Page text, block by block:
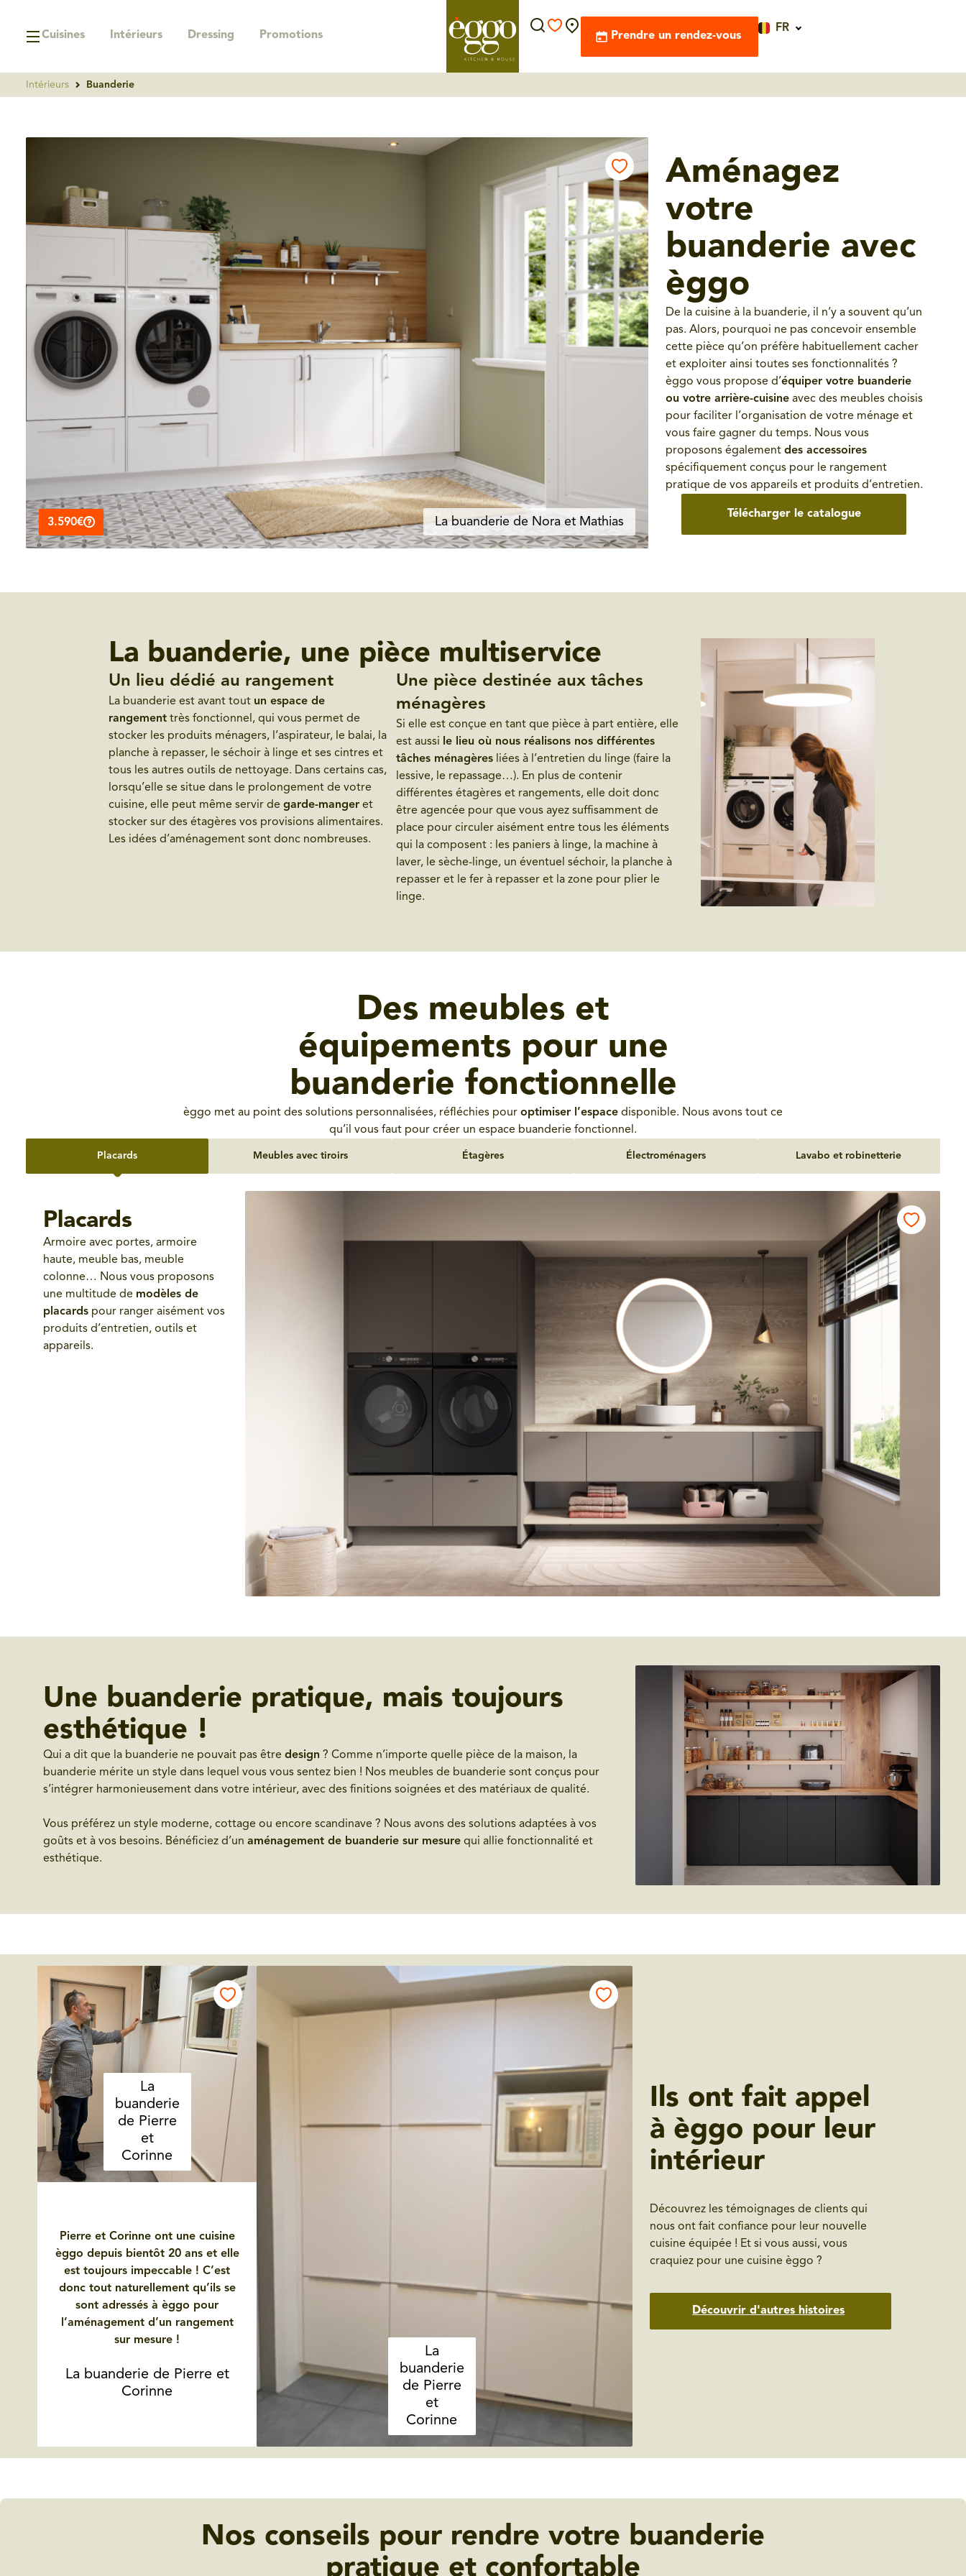
Cuisines Intérieurs Dressing Promotions Prendre un rendez-vous
FR
Intérieurs Buanderie
3.590€ La buanderie de Nora et Mathias
Aménagez
votre
buanderie avec
èggo
De la cuisine à la buanderie, il n’y a souvent qu’un
pas. Alors, pourquoi ne pas concevoir ensemble
cette pièce qu’on préfère habituellement cacher
et exploiter ainsi toutes ses fonctionnalités ?
èggo vous propose d’équiper votre buanderie
ou votre arrière-cuisineavec des meubles choisis
pour faciliter l’organisation de votre ménage et
vous faire gagner du temps. Nous vous
proposons également des accessoires
spécifiquement conçus pour le rangement
pratique de vos appareils et produits d’entretien.
Télécharger le catalogue
La buanderie, une pièce multiservice
Un lieu dédié au rangement
La buanderie est avant tout un espace de
rangement très fonctionnel, qui vous permet de
stocker les produits ménagers, l’aspirateur, le balai, la
planche à repasser, le séchoir à linge et ses cintres et
tous les autres outils de nettoyage. Dans certains cas,
lorsqu’elle se situe dans le prolongement de votre
cuisine, elle peut même servir degarde-manger et
stocker sur des étagères vos provisions alimentaires.
Les idées d’aménagement sont donc nombreuses.
Une pièce destinée aux tâches
ménagères
Si elle est conçue en tant que pièce à part entière, elle
est aussi le lieu où nous réalisons nos différentes
tâches ménagères liées à l’entretien du linge (faire la
lessive, le repassage…). En plus de contenir
différentes étagères et rangements, elle doit donc
être agencée pour que vous ayez suffisamment de
place pour circuler aisément entre tous les éléments
qui la composent : les paniers à linge, la machine à
laver, le sèche-linge, un éventuel séchoir, la planche à
repasser et le fer à repasser et la zone pour plier le
linge.
Des meubles et
équipements pour une
buanderie fonctionnelle
èggo met au point des solutions personnalisées, réfléchies pour optimiser l’espace disponible. Nous avons tout ce
qu’il vous faut pour créer un espace buanderie fonctionnel.
Placards Meubles avec tiroirs Étagères Électroménagers Lavabo et robinetterie
Placards
Armoire avec portes, armoire
haute, meuble bas, meuble
colonne… Nous vous proposons
une multitude de modèles de
placards pour ranger aisément vos
produits d’entretien, outils et
appareils.
Une buanderie pratique, mais toujours
esthétique !
Qui a dit que la buanderie ne pouvait pas êtredesign ? Comme n’importe quelle pièce de la maison, la
buanderie mérite un style dans lequel vous vous sentez bien ! Nos meubles de buanderie sont conçus pour
s’intégrer harmonieusement dans votre intérieur, avec des finitions soignées et des matériaux de qualité.
Vous préférez un style moderne, cottage ou encore scandinave ? Nous avons des solutions adaptées à vos
goûts et à vos besoins. Bénéficiez d’unaménagement de buanderie sur mesure qui allie fonctionnalité et
esthétique.
La
buanderie
de Pierre
et
Corinne
Pierre et Corinne ont une cuisine
èggo depuis bientôt 20 ans et elle
est toujours impeccable ! C’est
donc tout naturellement qu’ils se
sont adressés à èggo pour
l’aménagement d’un rangement
sur mesure !
La buanderie de Pierre et
Corinne
La
buanderie
de Pierre
et
Corinne
Ils ont fait appel
à èggo pour leur
intérieur
Découvrez les témoignages de clients qui
nous ont fait confiance pour leur nouvelle
cuisine équipée ! Et si vous aussi, vous
craquiez pour une cuisine èggo ?
Découvrir d'autres histoires
Nos conseils pour rendre votre buanderie
pratique et confortable